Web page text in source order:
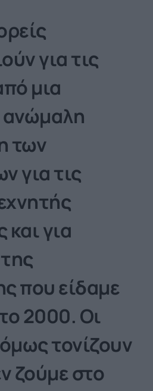
για τις
μια
ανώμαλη
των
για τις
για
που είδαμε
2000. Οι
τονίζουν
ζούμε στο